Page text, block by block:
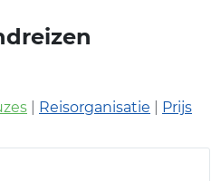
Reisorganisatie Prijs